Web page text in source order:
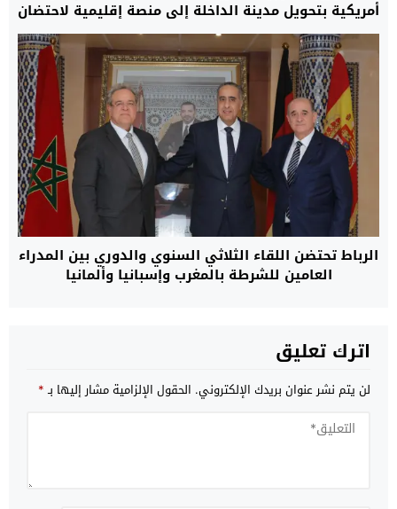
أمريكية بتحويل مدينة الداخلة إلى منصة إقليمية لاحتضان
مركز بيانات
الرباط تحتضن اللقاء الثلاثي السنوي والدوري بين المدراء
العامين للشرطة بالمغرب وإسبانيا وألمانيا
اترك تعليق
لن يتم نشر عنوان بريدك الإلكتروني. الحقول الإلزامية مشار إليها بـ*